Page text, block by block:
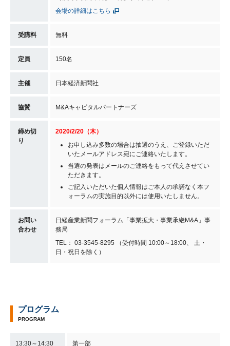
会場の詳細はこちら
受講料 無料
定員 150名
主催 日本経済新聞社
協賛 M&Aキャピタルパートナーズ
締め切
り
2020/2/20（木）
お申し込み多数の場合は抽選のうえ、ご登録いただ
いたメールアドレス宛にご連絡いたします。
当選の発表はメールのご連絡をもって代えさせてい
ただきます。
ご記入いただいた個人情報はご本人の承諾なく本フ
ォーラムの実施目的以外には使用いたしません。
お問い
合わせ
日経産業新聞フォーラム「事業拡大・事業承継M&A」事
務局
TEL： 03-3545-8295 （受付時間 10:00～18:00、 土・
日・祝日を除く）
プログラム
PROGRAM
13:30～14:30 第一部